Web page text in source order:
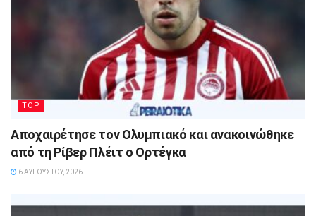
TOP
Αποχαιρέτησε τον Ολυμπιακό και ανακοινώθηκε
από τη Ρίβερ Πλέιτ ο Ορτέγκα
6 ΑΥΓΟΎΣΤΟΥ, 2026